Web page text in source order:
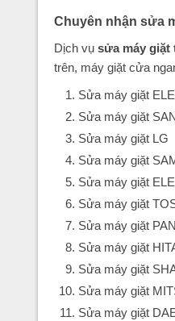
Chuyên nhận sửa
Dịch vụ sửa máy giặt
trên, máy giặt cửa
Sửa máy giặt
Sửa máy giặt
Sửa máy giặt LG
Sửa máy giặt
Sửa máy giặt
Sửa máy giặt
Sửa máy giặt
Sửa máy giặt
Sửa máy giặt
Sửa máy giặt
Sửa máy giặt